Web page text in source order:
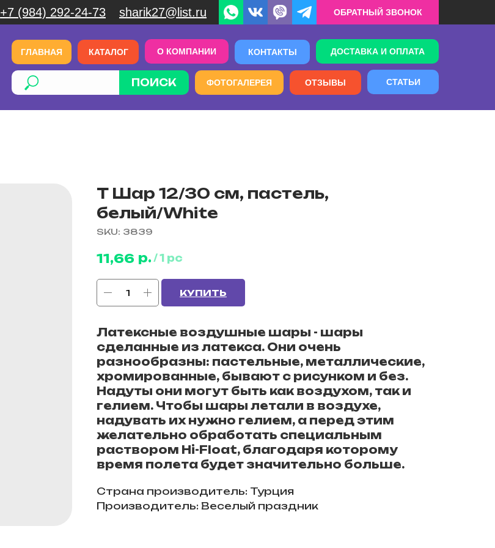
+7 (984) 292-24-73 sharik27@list.ru ОБРАТНЫЙ ЗВОНОК
ГЛАВНАЯ КАТАЛОГ О КОМПАНИИ КОНТАКТЫ ДОСТАВКА И ОПЛАТА
ОТЗЫВЫ СТАТЬИ
ФОТОГАЛЕРЕЯ
ПОИСК
T Шар 12/30 см, пастель,
белый/White
SKU: 3839
11,66 р./1 pc
КУПИТЬ
Латексные воздушные шары - шары
сделанные из латекса. Они очень
разнообразны: пастельные, металлические,
хромированные, бывают с рисунком и без.
Надуты они могут быть как воздухом, так и
гелием. Чтобы шары летали в воздухе,
надувать их нужно гелием, а перед этим
желательно обработать специальным
раствором Hi-Float, благодаря которому
время полета будет значительно больше.
Страна производитель: Турция
Производитель: Веселый праздник